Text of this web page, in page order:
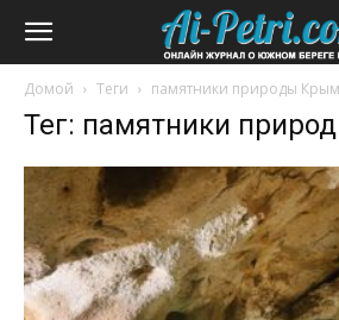
Домой Теги памятники природы
Тег: памятники